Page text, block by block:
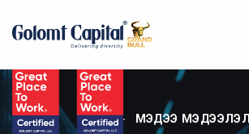
МЭДЭЭ МЭДЭЭЛЭЛ